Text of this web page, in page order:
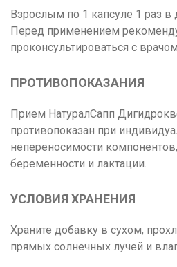
Взрослым по 1 капсуле 1 раз
Перед применением
проконсультироваться с
ПРОТИВОПОКАЗАНИЯ
Прием НатуралСапп
противопоказан при
непереносимости
беременности и лактации.
УСЛОВИЯ ХРАНЕНИЯ
Храните добавку в сухом,
прямых солнечных лучей и